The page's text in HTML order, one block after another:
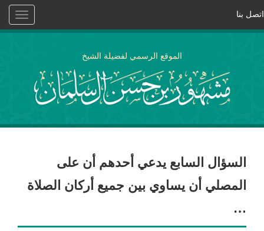
Toggle
اتصل بنا
الموقع الرسمي لفضيلة الشيخ
السؤال السابع يدعي أحدهم أن على
المصلي أن يساوي بين جميع أركان الصلاة
…